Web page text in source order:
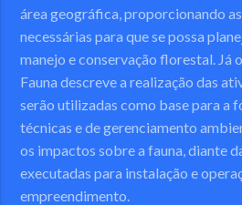
área geográfica, proporcionando
necessárias para que se possa
manejo e conservação florestal. Já
Fauna descreve a realização das
serão utilizadas como base para a
técnicas e de gerenciamento
os impactos sobre a fauna, diante
executadas para instalação e
empreendimento.